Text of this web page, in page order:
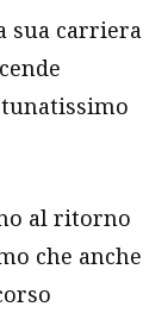
sua carriera
al ritorno
che anche